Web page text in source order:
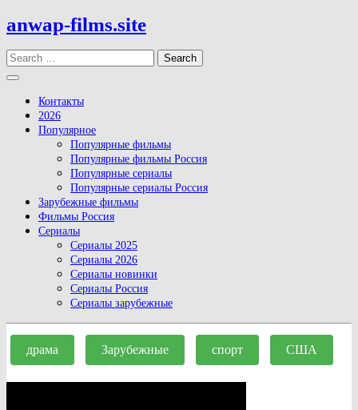
Skip
to
content
anwap-films.site
Search
Open
Button
Контакты
2026
Популярное
Популярные фильмы
Популярные фильмы Россия
Популярные сериалы
Популярные сериалы Россия
Зарубежные фильмы
Фильмы Россия
Сериалы
Сериалы 2025
Сериалы 2026
Сериалы новинки
Сериалы Россия
Сериалы зарубежные
Close
Button
драма Зарубежные спорт США